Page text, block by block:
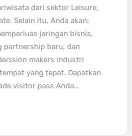
dari sektor Leisure,
Selain itu, Anda akan:
jaringan bisnis,
partnership baru, dan
makers industri
yang tepat. Dapatkan
visitor pass Anda…